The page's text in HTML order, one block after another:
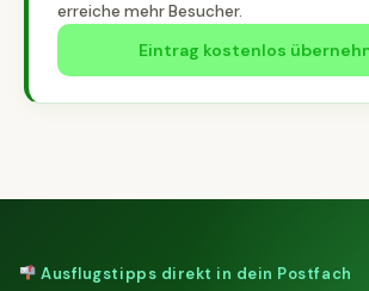
erreiche mehr Besucher.
Eintrag kostenlos
Ausflugstipps direkt in dein Postfach